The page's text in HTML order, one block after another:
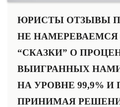
ЮРИСТЫ ОТЗЫВЫ
НЕ НАМЕРЕВАЕМСЯ
“СКАЗКИ” О
ВЫИГРАННЫХ
НА УРОВНЕ 99,9%
ПРИНИМАЯ